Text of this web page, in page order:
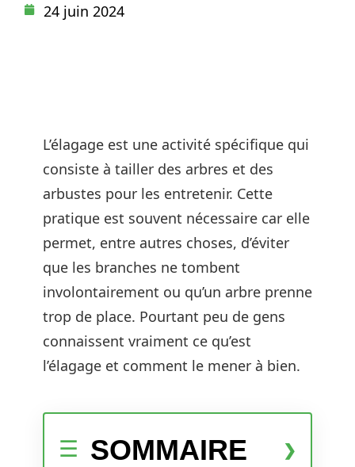
24 juin 2024
L’élagage est une activité spécifique qui
consiste à tailler des arbres et des
arbustes pour les entretenir. Cette
pratique est souvent nécessaire car elle
permet, entre autres choses, d’éviter
que les branches ne tombent
involontairement ou qu’un arbre prenne
trop de place. Pourtant peu de gens
connaissent vraiment ce qu’est
l’élagage et comment le mener à bien.
SOMMAIRE